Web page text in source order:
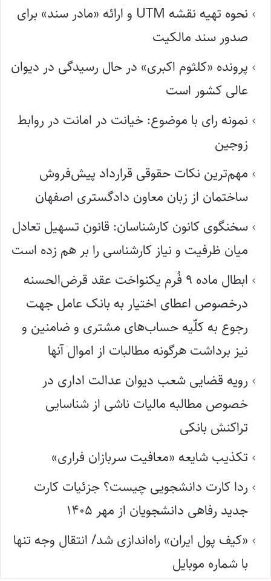
نحوه تهیه نقشه UTM و ارائه «مادر سند» برای
صدور سند مالکیت
پرونده «کلثوم اکبری» در حال رسیدگی در دیوان
عالی کشور است
نمونه رای با موضوع: خیانت در امانت در روابط
زوجین
مهم‌ترین نکات حقوقی قرارداد پیش‌فروش
ساختمان از زبان معاون دادگستری اصفهان
سخنگوی کانون کارشناسان: قانون تسهیل تعادل
میان ظرفیت و نیاز کارشناسی را بر هم زده است
ابطال ماده ۹ فُرم یکنواخت عقد قرض‌الحسنه
درخصوص اعطای اختیار به بانک عامل جهت
رجوع به کلّیه حساب‌های مشتری و ضامنین و
نیز برداشت هرگونه مطالبات از اموال آنها
رویه قضایی شعب دیوان عدالت اداری در
خصوص مطالبه مالیات ناشی از شناسایی
تراکنش بانکی
تکذیب شایعه «معافیت سربازان فراری»
ردا کارت دانشجویی چیست؟ جزئیات کارت
جدید رفاهی دانشجویان از مهر ۱۴۰۵
«کیف پول ایران» راه‌اندازی شد/ انتقال وجه تنها
با شماره موبایل